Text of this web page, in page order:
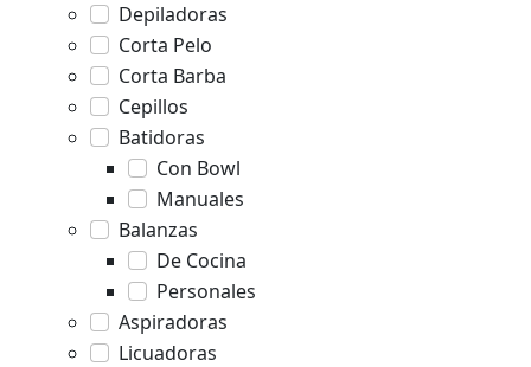
Depiladoras
Corta Pelo
Corta Barba
Cepillos
Batidoras
Con Bowl
Manuales
Balanzas
De Cocina
Personales
Aspiradoras
Licuadoras